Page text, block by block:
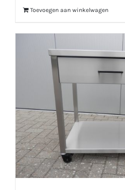
Toevoegen aan winkelwagen